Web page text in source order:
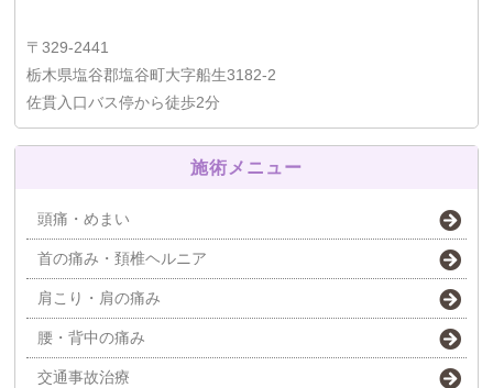
〒329-2441
栃木県塩谷郡塩谷町大字船生3182-2
佐貫入口バス停から徒歩2分
施術メニュー
頭痛・めまい
首の痛み・頚椎ヘルニア
肩こり・肩の痛み
腰・背中の痛み
交通事故治療